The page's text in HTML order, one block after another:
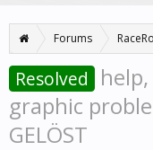
Forums
Resolved
graphic
GELÖST